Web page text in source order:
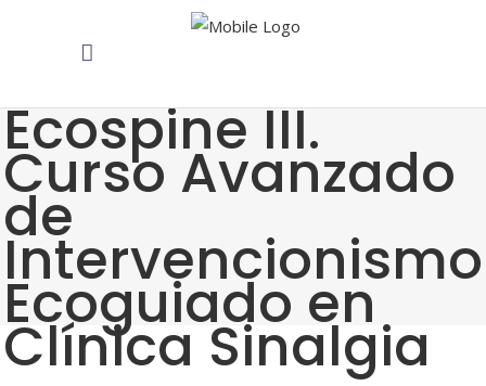
Ecospine III.
Curso Avanzado
de
Intervencionismo
Ecoguiado en
Clínica Sinalgia